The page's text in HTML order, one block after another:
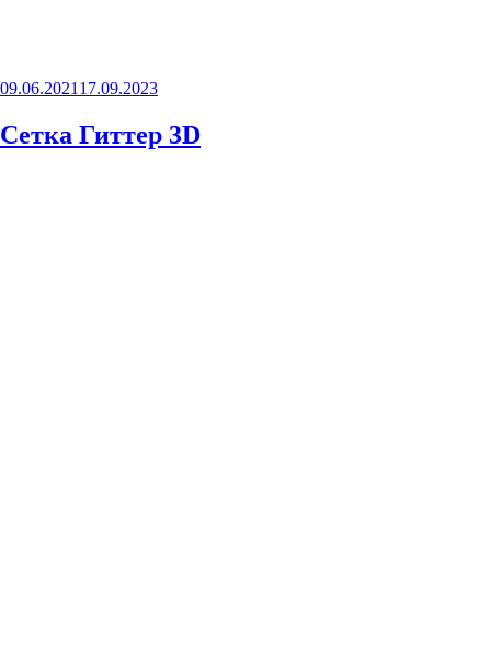
Опубликовано
09.06.2021 17.09.2023
Сетка Гиттер 3D